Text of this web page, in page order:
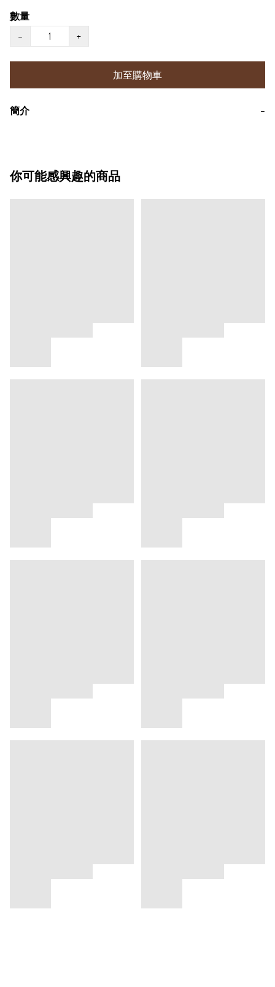
數量
−
+
加至購物車
簡介 −
你可能感興趣的商品